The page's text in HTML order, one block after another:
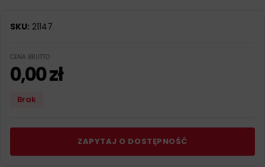
SKU: 21147
CENA BRUTTO
0,00zł
Brak
ZAPYTAJ O DOSTĘPNOŚĆ